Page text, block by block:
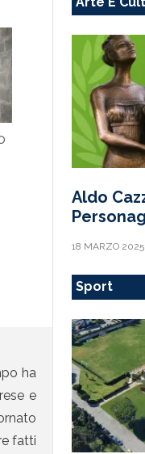
ha
e
fatti
Aldo
18 MARZO 2025
Sport